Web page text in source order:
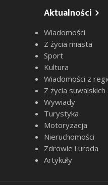
Aktualności
Wiadomości
Z życia miasta
Sport
Kultura
Wiadomości z
Z życia suwalskich
Wywiady
Turystyka
Motoryzacja
Nieruchomości
Zdrowie i uroda
Artykuły